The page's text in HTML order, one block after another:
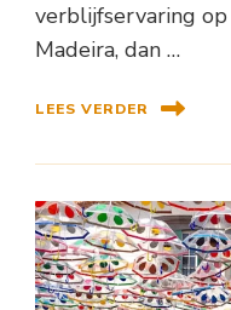
verblijfservaring
Madeira, dan …
LEES VERDER